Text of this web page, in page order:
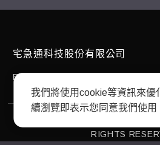
宅急通科技股份有限公司
E-mail：
RIGHTS
我們將使用cookie等資訊來優
續瀏覽即表示您同意我們使用